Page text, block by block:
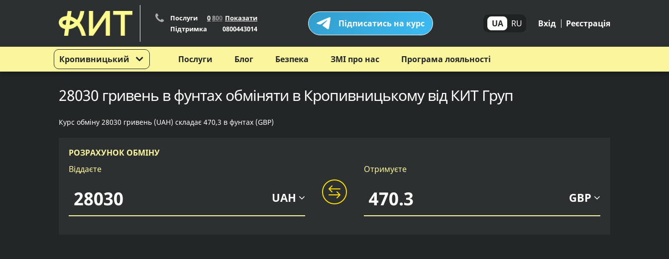
Кропивницький
Послуги 0800 Показати
Підтримка
0800443014 Підписатись на курс UA RU Вхід Реєстрація
Послуги Блог Безпека ЗМІ про нас Програма лояльності
28030 гривень в фунтах обміняти в Кропивницькому від КИТ Груп
Курс обміну 28030 гривень (UAH) складає 470,3 в фунтах (GBP)
РОЗРАХУНОК ОБМІНУ
Віддаєте
UAH
Отримуєте
GBP